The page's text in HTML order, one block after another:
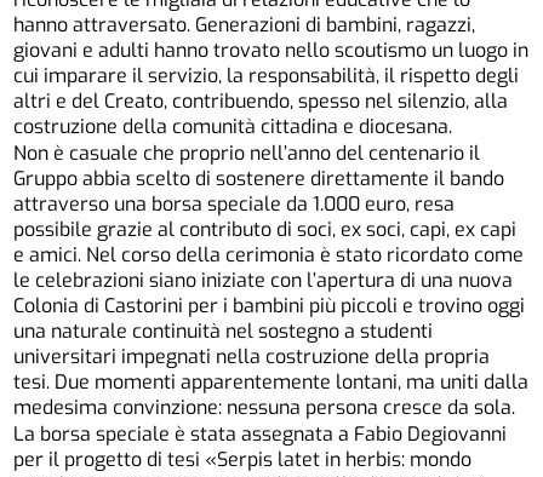
hanno attraversato. Generazioni di bambini, ragazzi,
giovani e adulti hanno trovato nello scoutismo un luogo in
cui imparare il servizio, la responsabilità, il rispetto degli
altri e del Creato, contribuendo, spesso nel silenzio, alla
costruzione della comunità cittadina e diocesana.
Non è casuale che proprio nell’anno del centenario il
Gruppo abbia scelto di sostenere direttamente il bando
attraverso una borsa speciale da 1.000 euro, resa
possibile grazie al contributo di soci, ex soci, capi, ex capi
e amici. Nel corso della cerimonia è stato ricordato come
le celebrazioni siano iniziate con l’apertura di una nuova
Colonia di Castorini per i bambini più piccoli e trovino oggi
una naturale continuità nel sostegno a studenti
universitari impegnati nella costruzione della propria
tesi. Due momenti apparentemente lontani, ma uniti dalla
medesima convinzione: nessuna persona cresce da sola.
La borsa speciale è stata assegnata a Fabio Degiovanni
per il progetto di tesi «Serpis latet in herbis: mondo